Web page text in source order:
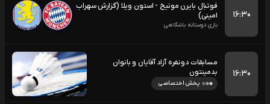
۱۶:۳۰
فوتبال بایرن مونیخ - استون ویلا (گزارش سهراب
امینی)
بازی دوستانه باشگاهی
۱۶:۳۰
مسابقات دونفره آزاد آقایان و بانوان
بدمینتون
پخش اختصاصی